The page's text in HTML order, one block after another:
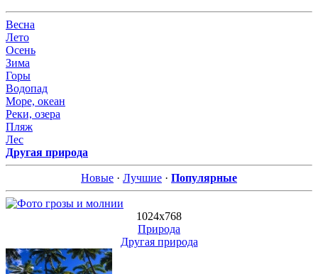
Весна
Лето
Осень
Зима
Горы
Водопад
Море, океан
Реки, озера
Пляж
Лес
Другая природа
Новые · Лучшие · Популярные
1024х768
Природа
Другая природа